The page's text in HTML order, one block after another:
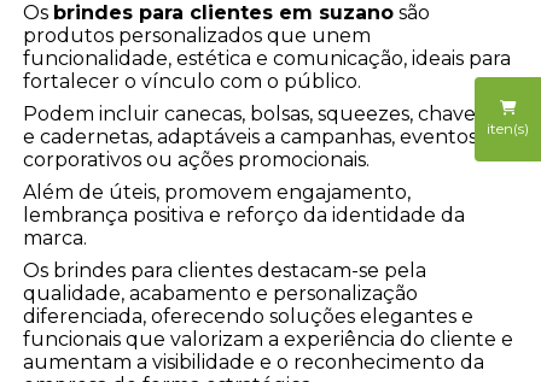
iten(s)
Os brindes para clientes em suzano são
produtos personalizados que unem
funcionalidade, estética e comunicação, ideais para
fortalecer o vínculo com o público.
Podem incluir canecas, bolsas, squeezes, chaveiros
e cadernetas, adaptáveis a campanhas, eventos
corporativos ou ações promocionais.
Além de úteis, promovem engajamento,
lembrança positiva e reforço da identidade da
marca.
Os brindes para clientes destacam-se pela
qualidade, acabamento e personalização
diferenciada, oferecendo soluções elegantes e
funcionais que valorizam a experiência do cliente e
aumentam a visibilidade e o reconhecimento da